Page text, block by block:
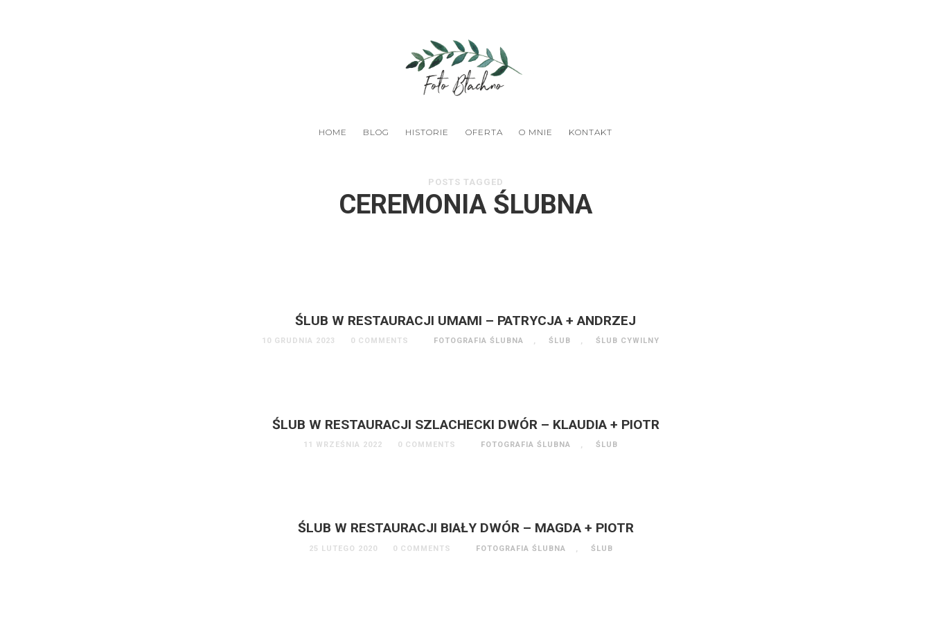
HOME BLOG HISTORIE OFERTA O MNIE KONTAKT
POSTS TAGGED
CEREMONIA ŚLUBNA
ŚLUB W RESTAURACJI UMAMI – PATRYCJA + ANDRZEJ
10 GRUDNIA 2023 0 COMMENTS FOTOGRAFIA ŚLUBNA , ŚLUB , ŚLUB CYWILNY
ŚLUB W RESTAURACJI SZLACHECKI DWÓR – KLAUDIA + PIOTR
11 WRZEŚNIA 2022 0 COMMENTS FOTOGRAFIA ŚLUBNA , ŚLUB
ŚLUB W RESTAURACJI BIAŁY DWÓR – MAGDA + PIOTR
25 LUTEGO 2020 0 COMMENTS FOTOGRAFIA ŚLUBNA , ŚLUB